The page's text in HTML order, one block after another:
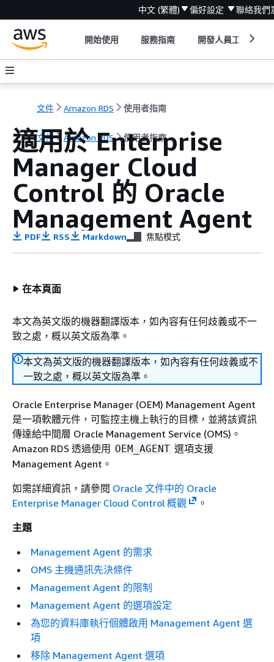
中文 (繁體) 偏好設定 聯絡我們
開始使用 服務指南 開發人員工具
文件 Amazon RDS 使用者指南
文件 Amazon RDS 使用者指南
適用於 Enterprise
Manager Cloud
Control 的 Oracle
Management Agent
PDF RSS Markdown 焦點模式
在本頁面
本文為英文版的機器翻譯版本，如內容有任何歧義或不一
致之處，概以英文版為準。
本文為英文版的機器翻譯版本，如內容有任何歧義或不
一致之處，概以英文版為準。
Oracle Enterprise Manager (OEM) Management Agent
是一項軟體元件，可監控主機上執行的目標，並將該資訊
傳達給中間層 Oracle Management Service (OMS)。
Amazon RDS 透過使用 OEM_AGENT 選項支援
Management Agent。
如需詳細資訊，請參閱 Oracle 文件中的 Oracle
Enterprise Manager Cloud Control 概觀
。
主題
Management Agent 的需求
OMS 主機通訊先決條件
Management Agent 的限制
Management Agent 的選項設定
為您的資料庫執行個體啟用 Management Agent 選
項
移除 Management Agent 選項